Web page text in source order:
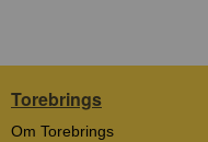
Torebrings
Om Torebrings